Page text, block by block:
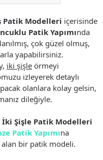
Patik Modelleri içerisinde
Patik Yapımında
çok güzel olmuş,
yapabilirsiniz.
iki şişle örmeyi
izleyerek detaylı
olanlara kolay gelsin,
dileğiyle.
İki Şişle Patik Modelleri
Patik Yapımına
bir patik modeli.